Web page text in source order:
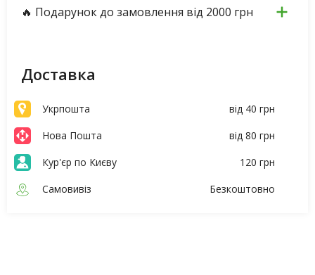
🔥 Подарунок до замовлення від 2000 грн
Доставка
Укрпошта
від 40 грн
Нова Пошта
від 80 грн
Кур'єр по Києву
120 грн
Самовивіз
Безкоштовно